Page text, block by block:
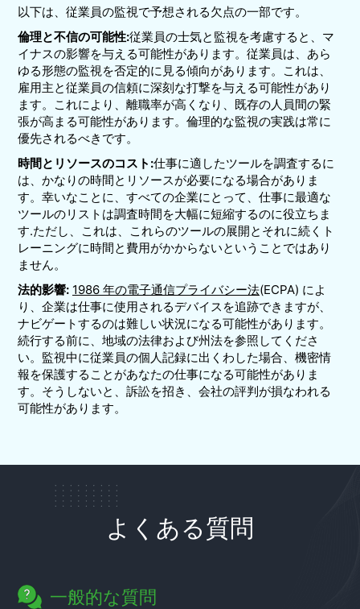
以下は、従業員の監視で予想される欠点の一部です。
倫理と不信の可能性:従業員の士気と監視を考慮すると、マ
イナスの影響を与える可能性があります。従業員は、あら
ゆる形態の監視を否定的に見る傾向があります。これは、
雇用主と従業員の信頼に深刻な打撃を与える可能性があり
ます。これにより、離職率が高くなり、既存の人員間の緊
張が高まる可能性があります。倫理的な監視の実践は常に
優先されるべきです。
時間とリソースのコスト:仕事に適したツールを調査するに
は、かなりの時間とリソースが必要になる場合がありま
す。幸いなことに、すべての企業にとって、仕事に最適な
ツールのリストは調査時間を大幅に短縮するのに役立ちま
す.ただし、これは、これらのツールの展開とそれに続くト
レーニングに時間と費用がかからないということではあり
ません。
法的影響: 1986 年の電子通信プライバシー法(ECPA) によ
り、企業は仕事に使用されるデバイスを追跡できますが、
ナビゲートするのは難しい状況になる可能性があります。
続行する前に、地域の法律および州法を参照してくださ
い。監視中に従業員の個人記録に出くわした場合、機密情
報を保護することがあなたの仕事になる可能性がありま
す。そうしないと、訴訟を招き、会社の評判が損なわれる
可能性があります。
よくある質問
一般的な質問